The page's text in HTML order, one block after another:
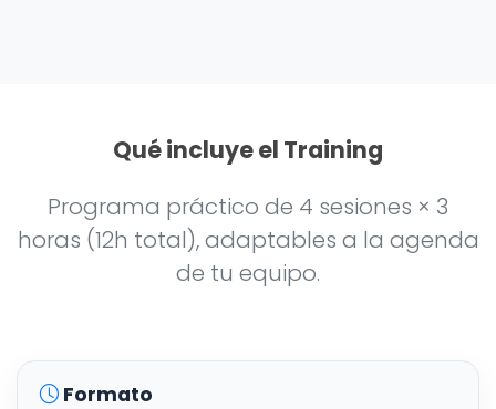
Qué incluye el Training
Programa práctico de 4 sesiones × 3
horas (12h total), adaptables a la agenda
de tu equipo.
Formato